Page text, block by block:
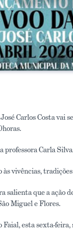
Carlos Costa vai
professora Carla
vivências,
salienta que a ação
Miguel e Flores.
esta sexta-